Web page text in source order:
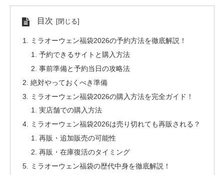
目次
ミラオーウェン福袋2026の予約方法を徹底解説！
予約できるサイトと購入方法
事前準備と予約当日の攻略法
絶対やっておくべき準備
ミラオーウェン福袋2026の購入方法を完全ガイド！
実店舗での購入方法
ミラオーウェン福袋2026は売り切れても再販される？
再販・追加販売の可能性
再販・在庫復活のタイミング
ミラオーウェン福袋の歴代中身を徹底解説！